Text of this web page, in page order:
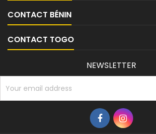
CONTACT BÉNIN
CONTACT TOGO
NEWSLETTER